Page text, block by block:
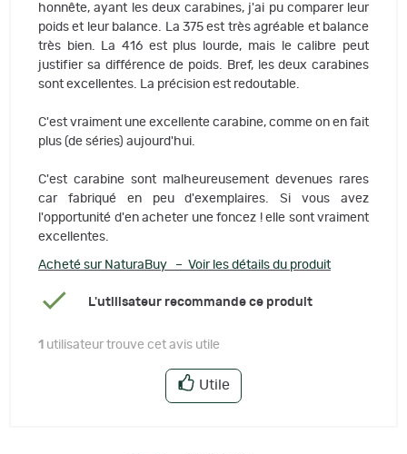
honnête, ayant les deux carabines, j'ai pu comparer leur
poids et leur balance. La 375 est très agréable et balance
très bien. La 416 est plus lourde, mais le calibre peut
justifier sa différence de poids. Bref, les deux carabines
sont excellentes. La précision est redoutable.
C'est vraiment une excellente carabine, comme on en fait
plus (de séries) aujourd'hui.
C'est carabine sont malheureusement devenues rares
car fabriqué en peu d'exemplaires. Si vous avez
l'opportunité d'en acheter une foncez ! elle sont vraiment
excellentes.
Acheté sur NaturaBuy – Voir les détails du produit
L'utilisateur recommande ce produit
1 utilisateur trouve cet avis utile
Utile